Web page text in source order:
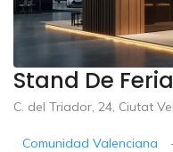
Stand De Feria
C. del Triador, 24, Ciutat
Comunidad Valenciana